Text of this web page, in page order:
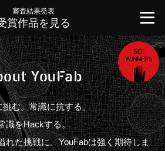
審査結果発表
賞作品を見る
SEE
WINNERS
outYouFab
挑む。常識に抗する。
識をHackする。
れた挑戦に、YouFabは強く期待しま